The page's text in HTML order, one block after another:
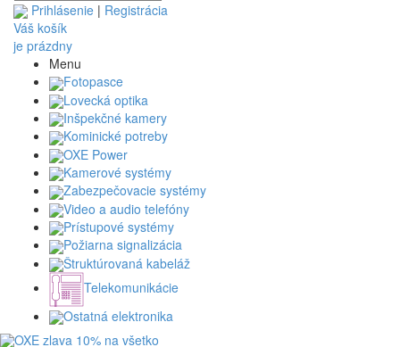
Prihlásenie | Registrácia
Váš košík
je prázdny
Menu
Fotopasce
Lovecká optika
Inšpekčné kamery
Kominické potreby
OXE Power
Kamerové systémy
Zabezpečovacie systémy
Video a audio telefóny
Prístupové systémy
Požiarna signalizácia
Štruktúrovaná kabeláž
Telekomunikácie
Ostatná elektronika